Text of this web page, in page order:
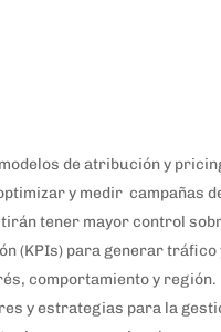
de atribución y
y medir campañas
tener mayor control
(KPIs) para generar
comportamiento y región.
y estrategias para la